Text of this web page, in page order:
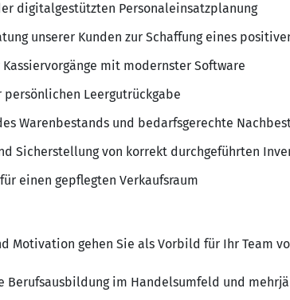
digitalgestützten Personaleinsatzplanung
unserer Kunden zur Schaffung eines
Kassiervorgänge mit modernster Software
persönlichen Leergutrückgabe
Warenbestands und bedarfsgerechte
Sicherstellung von korrekt durchgeführten
einen gepflegten Verkaufsraum
Motivation gehen Sie als Vorbild für Ihr Team
Berufsausbildung im Handelsumfeld und